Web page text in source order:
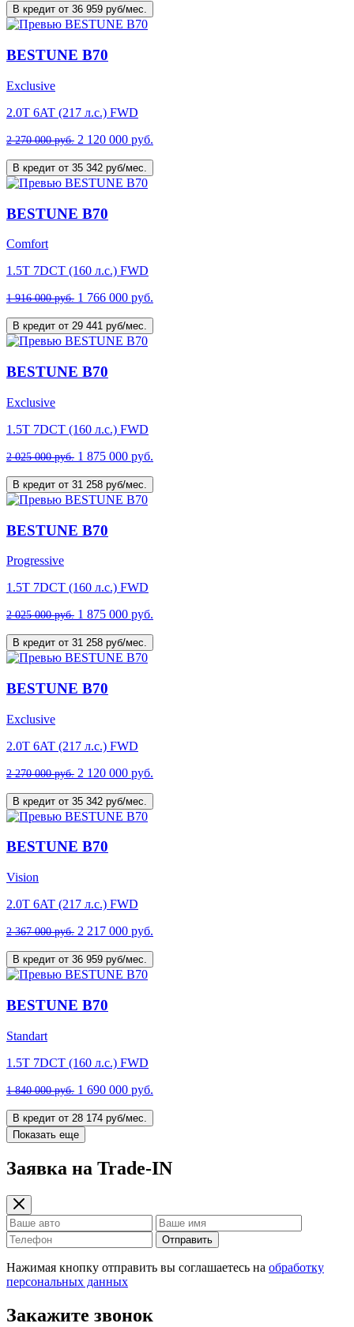
В кредит от 36 959 руб/мес.
BESTUNE B70
Exclusive
2.0T 6AT (217 л.с.) FWD
2 270 000 руб. 2 120 000 руб.
В кредит от 35 342 руб/мес.
BESTUNE B70
Comfort
1.5T 7DCT (160 л.с.) FWD
1 916 000 руб. 1 766 000 руб.
В кредит от 29 441 руб/мес.
BESTUNE B70
Exclusive
1.5T 7DCT (160 л.с.) FWD
2 025 000 руб. 1 875 000 руб.
В кредит от 31 258 руб/мес.
BESTUNE B70
Progressive
1.5T 7DCT (160 л.с.) FWD
2 025 000 руб. 1 875 000 руб.
В кредит от 31 258 руб/мес.
BESTUNE B70
Exclusive
2.0T 6AT (217 л.с.) FWD
2 270 000 руб. 2 120 000 руб.
В кредит от 35 342 руб/мес.
BESTUNE B70
Vision
2.0T 6AT (217 л.с.) FWD
2 367 000 руб. 2 217 000 руб.
В кредит от 36 959 руб/мес.
BESTUNE B70
Standart
1.5T 7DCT (160 л.с.) FWD
1 840 000 руб. 1 690 000 руб.
В кредит от 28 174 руб/мес.
Показать еще
Заявка на Trade-IN
Отправить
Нажимая кнопку отправить вы соглашаетесь на обработку
персональных данных
Закажите звонок